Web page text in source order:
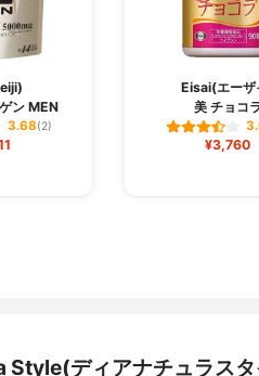
ン MEN
3.68(2)
Eisai(エーザ
美 チョコ
¥3,760
ディアナチュラス